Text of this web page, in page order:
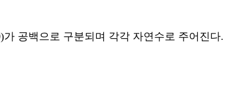
가 공백으로 구분되며 각각 자연수로 주어진다.